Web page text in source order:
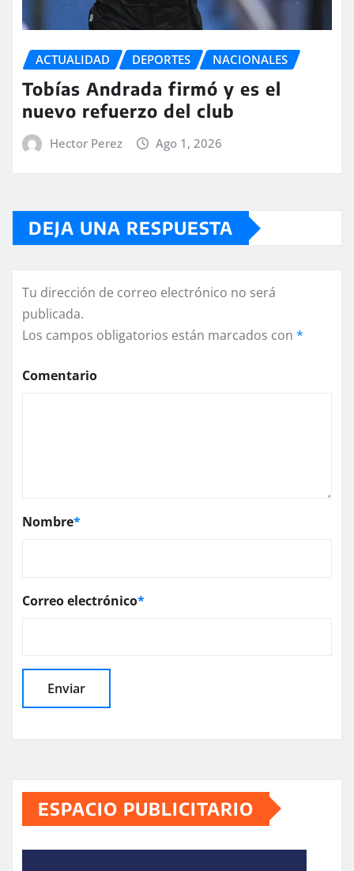
ACTUALIDAD DEPORTES NACIONALES
Tobías Andrada firmó y es el
nuevo refuerzo del club
Hector Perez Ago 1, 2026
DEJA UNA RESPUESTA
Tu dirección de correo electrónico no será
publicada.
Los campos obligatorios están marcados con *
Comentario
Nombre*
Correo electrónico*
ESPACIO PUBLICITARIO